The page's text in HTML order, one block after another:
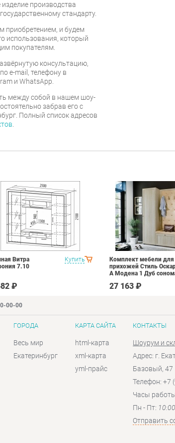
изделие производства
стандарту.
приобретением, и будем
использования, который
покупателям.
консультацию,
e-mail, телефону в
и WhatsApp.
между собой в нашем шоу-
забрав его с
Полный список адресов
.
Купить
Витра
7.10
₽
Комплект мебели для
прихожей Стиль
А Модена 1 Дуб
27 163 ₽
00-00
ГОРОДА
Весь мир
Екатеринбург
КАРТА САЙТА
html-карта
xml-карта
yml-прайс
КОНТАКТЫ
Шоурум и
Адрес: г.
Базовый, 47
Телефон: +7
Часы
Пн - Пт:
Отправить